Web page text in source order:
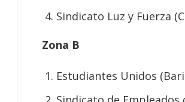
Sindicato Luz y Fuerza
Zona B
Estudiantes Unidos